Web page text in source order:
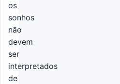
os
sonhos
não
devem
ser
interpretados
de